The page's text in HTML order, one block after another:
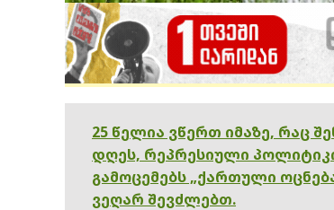
25 წელია ვწერთ იმაზე, რაც
დღეს, რეპრესიული
გამოცემებს „ქართული
ვეღარ შევძლებთ.